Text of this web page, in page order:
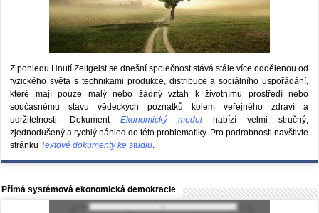
Z pohledu Hnutí Zeitgeist se dnešní společnost stává stále více oddělenou od
fyzického světa s technikami produkce, distribuce a sociálního uspořádání,
které mají pouze malý nebo žádný vztah k životnímu prostředí nebo
současnému stavu vědeckých poznatků kolem veřejného zdraví a
udržitelnosti. DokumentEkonomický model nabízí velmi stručný,
zjednodušený a rychlý náhled do této problematiky. Pro podrobnosti navštivte
stránku Textové dokumenty ke studiu.
Přímá systémová ekonomická demokracie